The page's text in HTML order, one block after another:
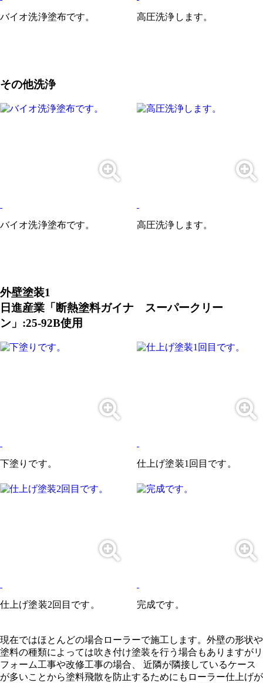
バイオ洗浄塗布です。 高圧洗浄します。
その他洗浄
バイオ洗浄塗布です。 高圧洗浄します。
外壁塗装1
日進産業「断熱塗料ガイナ スーパークリー
ン」:25-92B使用
下塗りです。 仕上げ塗装1回目です。
仕上げ塗装2回目です。 完成です。
現在ではほとんどの場合ローラーで施工します。外壁の形状や
塗料の種類によっては吹き付け塗装を行う場合もありますがリ
フォーム工事や改修工事の場合、 近隣が隣接しているケース
が多いことから塗料飛散を防止するためにもローラー仕上げが